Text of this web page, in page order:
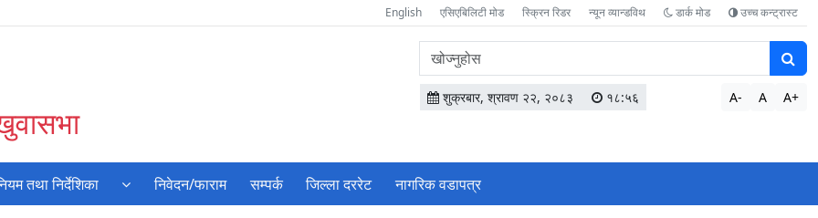
English एसिएबिलिटी मोड स्क्रिन रिडर न्यून व्यान्डविथ डार्क मोड उच्च कन्ट्रास्ट
वेबसाइटमा
सामग्री
खोज्नुहोस
शुक्रबार, श्रावण २२, २०८३ १८:५६ A- A A+
तथा निर्देशिका निवेदन/फाराम सम्पर्क जिल्ला दररेट नागरिक वडापत्र